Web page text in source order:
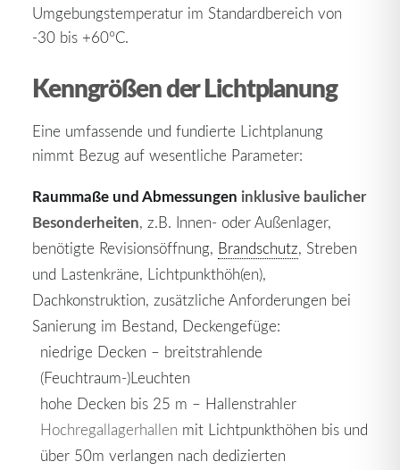
Umgebungstemperatur im Standardbereich von
-30 bis +60°C.
Kenngrößen der Lichtplanung
Eine umfassende und fundierte Lichtplanung
nimmt Bezug auf wesentliche Parameter:
Raummaße und Abmessungen inklusive baulicher
Besonderheiten, z.B. Innen- oder Außenlager,
benötigte Revisionsöffnung, Brandschutz, Streben
und Lastenkräne, Lichtpunkthöh(en),
Dachkonstruktion, zusätzliche Anforderungen bei
Sanierung im Bestand, Deckengefüge:
niedrige Decken – breitstrahlende
(Feuchtraum-)Leuchten
hohe Decken bis 25 m – Hallenstrahler
Hochregallagerhallen mit Lichtpunkthöhen bis und
über 50m verlangen nach dedizierten